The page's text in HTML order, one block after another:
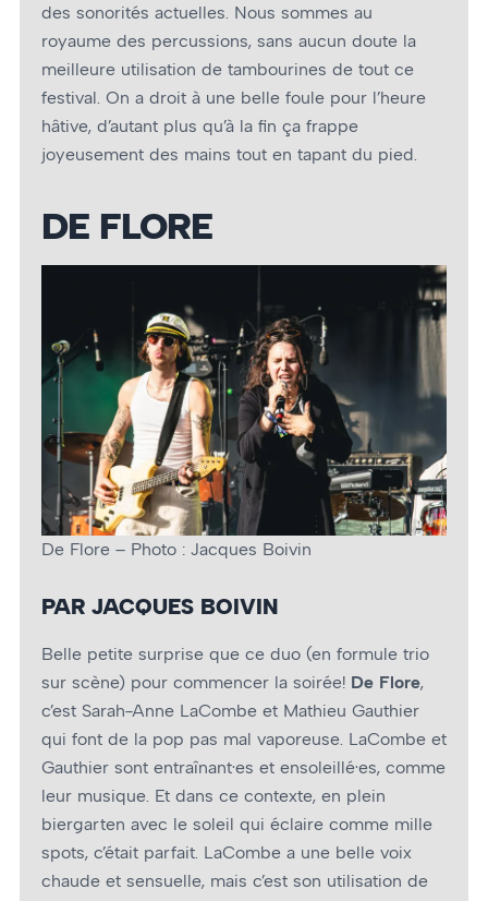
des sonorités actuelles. Nous sommes au
royaume des percussions, sans aucun doute la
meilleure utilisation de tambourines de tout ce
festival. On a droit à une belle foule pour l’heure
hâtive, d’autant plus qu’à la fin ça frappe
joyeusement des mains tout en tapant du pied.
DE FLORE
De Flore – Photo : Jacques Boivin
PAR JACQUES BOIVIN
Belle petite surprise que ce duo (en formule trio
sur scène) pour commencer la soirée! De Flore,
c’est Sarah-Anne LaCombe et Mathieu Gauthier
qui font de la pop pas mal vaporeuse. LaCombe et
Gauthier sont entraînant·es et ensoleillé·es, comme
leur musique. Et dans ce contexte, en plein
biergarten avec le soleil qui éclaire comme mille
spots, c’était parfait. LaCombe a une belle voix
chaude et sensuelle, mais c’est son utilisation de